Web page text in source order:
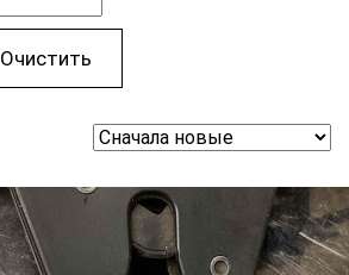
Очистить